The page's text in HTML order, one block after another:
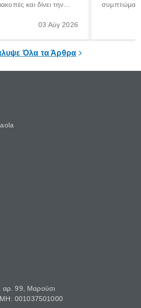
και δίνει την
για λίγες μέρες03 Αύγ 2026
Όλα τα Άρθρα
αρ. 99, Μαρούσι
001037501000